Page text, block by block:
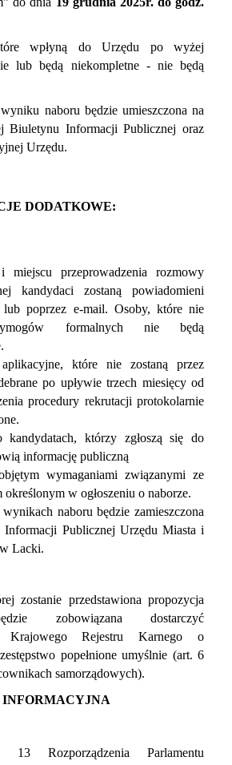
wpłyną do Urzędu po wyżej
lub będą niekompletne - nie będą
naboru będzie umieszczona na
Biuletynu Informacji Publicznej oraz
Urzędu.
DODATKOWE:
przeprowadzenia rozmowy
kandydaci zostaną powiadomieni
lub poprzez e-mail. Osoby, które nie
formalnych nie będą
które nie zostaną przez
po upływie trzech miesięcy od
procedury rekrutacji protokolarnie
kandydatach, którzy zgłoszą się do
informację publiczną
wymaganiami związanymi ze
określonym w ogłoszeniu o naborze.
naboru będzie zamieszczona
Publicznej Urzędu Miasta i
Lacki.
przedstawiona propozycja
zobowiązana dostarczyć
Krajowego Rejestru Karnego o
popełnione umyślnie (art. 6
samorządowych).
Rozporządzenia Parlamentu